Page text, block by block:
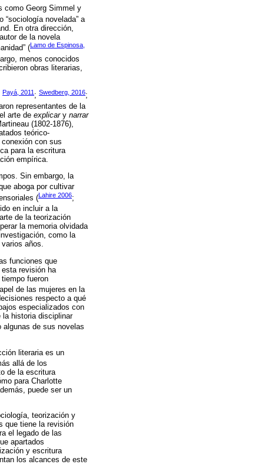
como Georg Simmel y
“sociología novelada” a
En otra dirección,
de la novela
( Lamo de Espinosa,
menos conocidos
obras literarias,
Payá, 2011 ; Swedberg, 2016;
representantes de la
arte de explicary narrar
(1802-1876),
teórico-
con sus
para la escritura
empírica.
Sin embargo, la
aboga por cultivar
(Lahire 2006;
en incluir a la
de la teorización
la memoria olvidada
como la
años.
funciones que
revisión ha
fueron
de las mujeres en la
respecto a qué
especializados con
la historia disciplinar
algunas de sus novelas
literaria es un
allá de los
de la escritura
para Charlotte
puede ser un
teorización y
que tiene la revisión
el legado de las
apartados
y escritura
los alcances de este